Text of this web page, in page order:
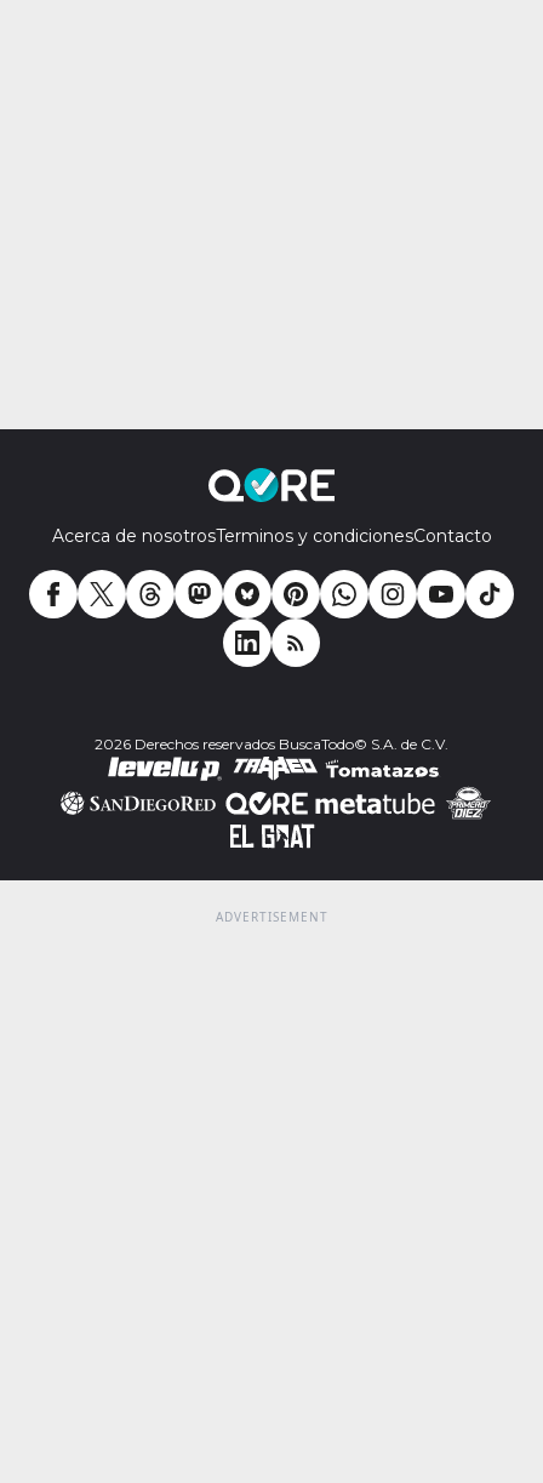
Acerca de nosotrosTerminos y condicionesContacto
2026 Derechos reservados BuscaTodo© S.A. de C.V.